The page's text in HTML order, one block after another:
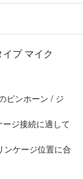
プ マイク
ピンホーン / ジ
ジ接続に適して
ンケージ位置に合